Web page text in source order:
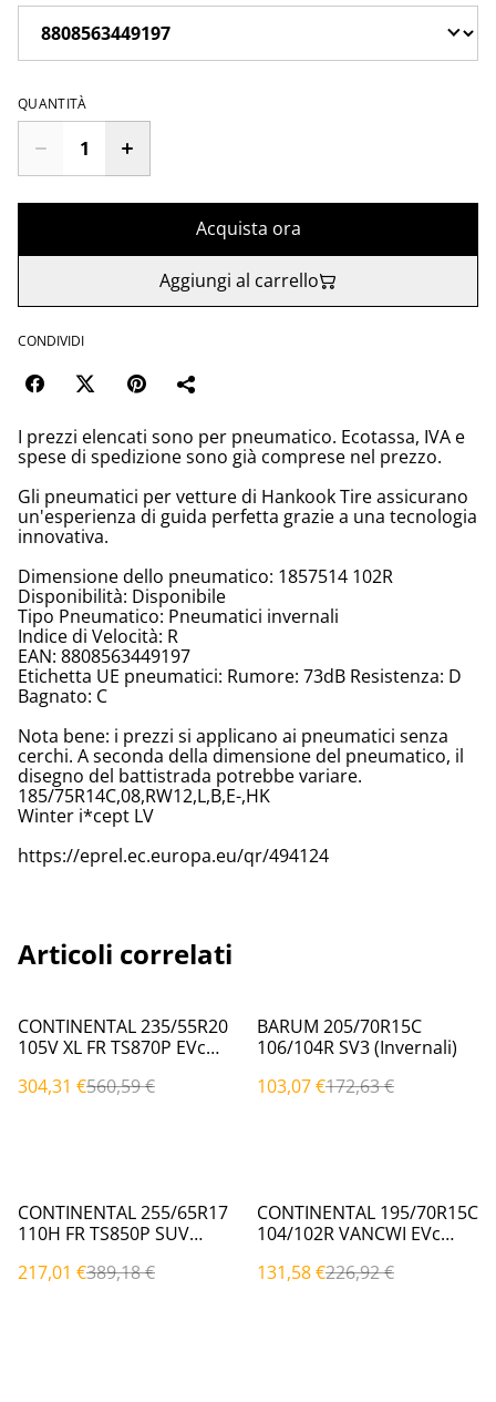
QUANTITÀ
Acquista ora
Aggiungi al carrello
CONDIVIDI
I prezzi elencati sono per pneumatico. Ecotassa, IVA e
spese di spedizione sono già comprese nel prezzo.
Gli pneumatici per vetture di Hankook Tire assicurano
un'esperienza di guida perfetta grazie a una tecnologia
innovativa.
Dimensione dello pneumatico: 1857514 102R
Disponibilità: Disponibile
Tipo Pneumatico: Pneumatici invernali
Indice di Velocità: R
EAN: 8808563449197
Etichetta UE pneumatici: Rumore: 73dB Resistenza: D
Bagnato: C
Nota bene: i prezzi si applicano ai pneumatici senza
cerchi. A seconda della dimensione del pneumatico, il
disegno del battistrada potrebbe variare.
185/75R14C,08,RW12,L,B,E-,HK
Winter i*cept LV
https://eprel.ec.europa.eu/qr/494124
Articoli correlati
%
CONTINENTAL 235/55R20
105V XL FR TS870P EVc
304,31 €560,59 €
%
BARUM 205/70R15C
106/104R SV3 (Invernali)
103,07 €172,63 €
%
CONTINENTAL 255/65R17
110H FR TS850P SUV
217,01 €389,18 €
%
CONTINENTAL 195/70R15C
104/102R VANCWI EVc
131,58 €226,92 €